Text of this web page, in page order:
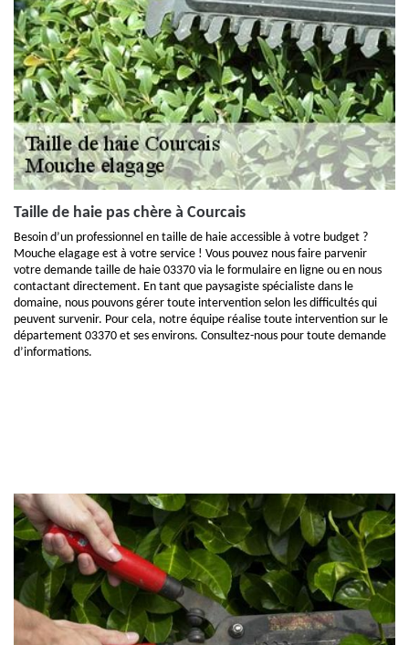
Taille de haie pas chère à Courcais
Besoin d’un professionnel en taille de haie accessible à votre budget ?
Mouche elagage est à votre service ! Vous pouvez nous faire parvenir
votre demande taille de haie 03370 via le formulaire en ligne ou en nous
contactant directement. En tant que paysagiste spécialiste dans le
domaine, nous pouvons gérer toute intervention selon les difficultés qui
peuvent survenir. Pour cela, notre équipe réalise toute intervention sur le
département 03370 et ses environs. Consultez-nous pour toute demande
d’informations.